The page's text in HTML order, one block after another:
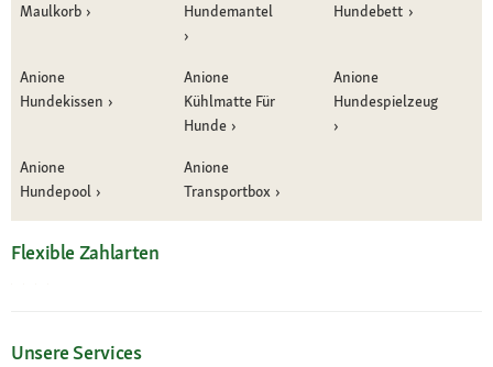
Maulkorb
Hundemantel
Hundebett
Anione
Hundekissen
Anione
Kühlmatte Für
Hunde
Anione
Hundespielzeug
Anione
Hundepool
Anione
Transportbox
Flexible Zahlarten
Unsere Services